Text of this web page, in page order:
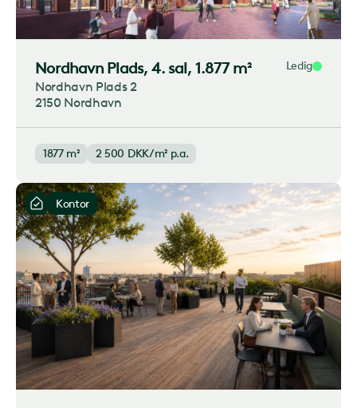
Nordhavn Plads, 4. sal, 1.877 m² Ledig
Nordhavn Plads 2
2150 Nordhavn
1877 m² 2 500 DKK/m² p.a.
Kontor